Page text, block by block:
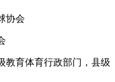
协会
育体育行政部门，县级